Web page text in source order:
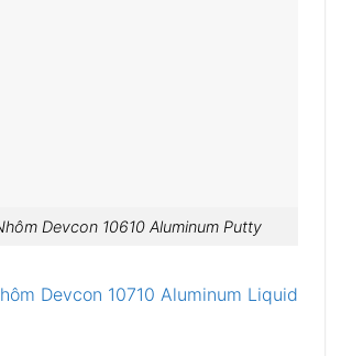
Devcon 10610 Aluminum Putty
Devcon 10710 Aluminum Liquid